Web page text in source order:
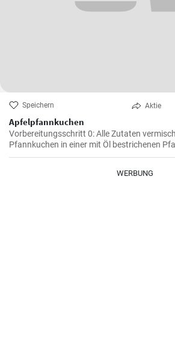
Speichern Aktie
Apfelpfannkuchen
Vorbereitungsschritt 0: Alle Zutaten
Pfannkuchen in einer mit Öl bestrichenen
braten.
WERBUNG